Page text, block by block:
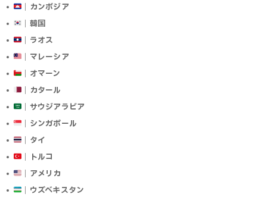
｜カンボジア
｜韓国
｜ラオス
｜マレーシア
｜オマーン
｜カタール
｜サウジアラビア
｜シンガポール
｜タイ
｜トルコ
｜アメリカ
｜ウズベキスタン